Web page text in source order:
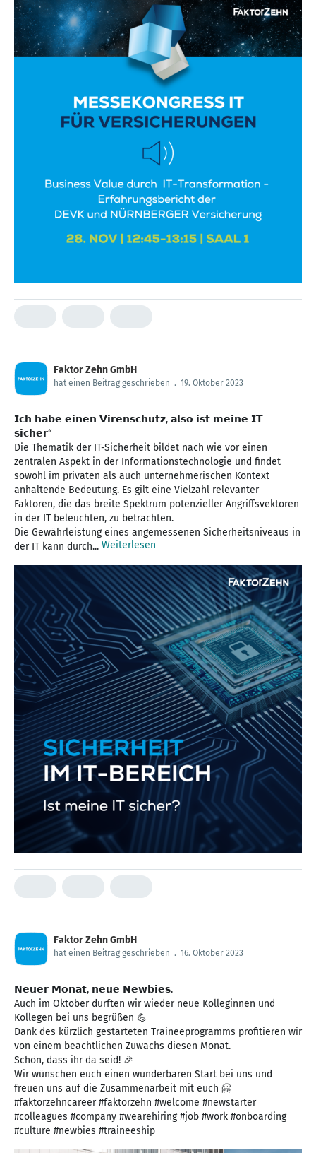
Faktor Zehn GmbH
hat einen Beitrag geschrieben . 19. Oktober 2023
𝗜𝗰𝗵 𝗵𝗮𝗯𝗲 𝗲𝗶𝗻𝗲𝗻 𝗩𝗶𝗿𝗲𝗻𝘀𝗰𝗵𝘂𝘁𝘇, 𝗮𝗹𝘀𝗼 𝗶𝘀𝘁 𝗺𝗲𝗶𝗻𝗲 𝗜𝗧
𝘀𝗶𝗰𝗵𝗲𝗿“
Die Thematik der IT-Sicherheit bildet nach wie vor einen
zentralen Aspekt in der Informationstechnologie und findet
sowohl im privaten als auch unternehmerischen Kontext
anhaltende Bedeutung. Es gilt eine Vielzahl relevanter
Faktoren, die das breite Spektrum potenzieller Angriffsvektoren
in der IT beleuchten, zu betrachten.
Die Gewährleistung eines angemessenen Sicherheitsniveaus in
der IT kann durch... Weiterlesen
Faktor Zehn GmbH
hat einen Beitrag geschrieben . 16. Oktober 2023
𝗡𝗲𝘂𝗲𝗿 𝗠𝗼𝗻𝗮𝘁, 𝗻𝗲𝘂𝗲 𝗡𝗲𝘄𝗯𝗶𝗲𝘀.
Auch im Oktober durften wir wieder neue Kolleginnen und
Kollegen bei uns begrüßen 💪
Dank des kürzlich gestarteten Traineeprogramms profitieren wir
von einem beachtlichen Zuwachs diesen Monat.
Schön, dass ihr da seid! 🎉
Wir wünschen euch einen wunderbaren Start bei uns und
freuen uns auf die Zusammenarbeit mit euch 🤗
#faktorzehncareer #faktorzehn #welcome #newstarter
#colleagues #company #wearehiring #job #work #onboarding
#culture #newbies #traineeship